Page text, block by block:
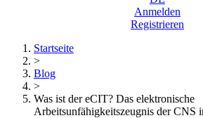
Anmelden
Registrieren
Startseite
>
Blog
>
Was ist der eCIT? Das elektronische
Arbeitsunfähigkeitszeugnis der CNS